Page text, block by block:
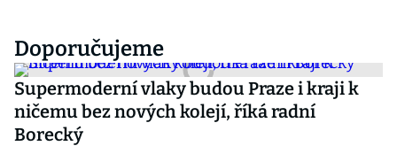
Doporučujeme
Supermoderní vlaky budou Praze i kraji k
ničemu bez nových kolejí, říká radní
Borecký